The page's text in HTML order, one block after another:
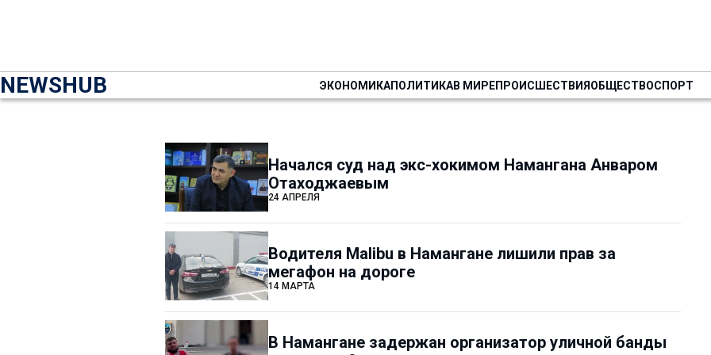
NEWSHUB ЭКОНОМИКАПОЛИТИКАВ МИРЕПРОИСШЕСТВИЯОБЩЕСТВОСПОРТ
Начался суд над экс-хокимом Намангана Анваром
Отаходжаевым
24 АПРЕЛЯ
Водителя Malibu в Намангане лишили прав за
мегафон на дороге
14 МАРТА
В Намангане задержан организатор уличной банды